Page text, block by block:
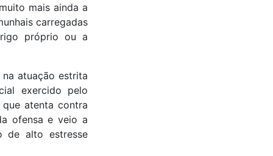
mais ainda a
carregadas
próprio ou a
atuação estrita
exercido pelo
atenta contra
ofensa e veio a
de alto estresse